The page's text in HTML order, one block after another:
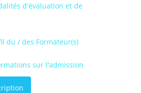
d'évaluation et de
du / des Formateur(s)
sur l'admission